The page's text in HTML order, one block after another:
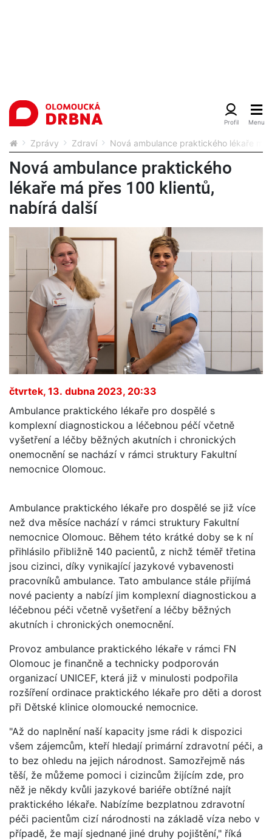
Zprávy Zdraví Nová ambulance praktického lékaře
Nová ambulance praktického
lékaře má přes 100 klientů,
nabírá další
čtvrtek, 13. dubna 2023, 20:33
Ambulance praktického lékaře pro dospělé s
komplexní diagnostickou a léčebnou péčí včetně
vyšetření a léčby běžných akutních i chronických
onemocnění se nachází v rámci struktury Fakultní
nemocnice Olomouc.
Ambulance praktického lékaře pro dospělé se již více
než dva měsíce nachází v rámci struktury Fakultní
nemocnice Olomouc. Během této krátké doby se k ní
přihlásilo přibližně 140 pacientů, z nichž téměř třetina
jsou cizinci, díky vynikající jazykové vybavenosti
pracovníků ambulance. Tato ambulance stále přijímá
nové pacienty a nabízí jim komplexní diagnostickou a
léčebnou péči včetně vyšetření a léčby běžných
akutních i chronických onemocnění.
Provoz ambulance praktického lékaře v rámci FN
Olomouc je finančně a technicky podporován
organizací UNICEF, která již v minulosti podpořila
rozšíření ordinace praktického lékaře pro děti a dorost
při Dětské klinice olomoucké nemocnice.
"Až do naplnění naší kapacity jsme rádi k dispozici
všem zájemcům, kteří hledají primární zdravotní péči, a
to bez ohledu na jejich národnost. Samozřejmě nás
těší, že můžeme pomoci i cizincům žijícím zde, pro
něž je někdy kvůli jazykové bariéře obtížné najít
praktického lékaře. Nabízíme bezplatnou zdravotní
péči pacientům cizí národnosti na základě víza nebo v
případě, že mají sjednané jiné druhy pojištění," říká